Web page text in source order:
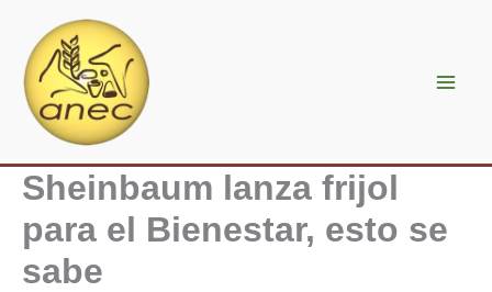
contenido
Sheinbaum lanza frijol
para el Bienestar, esto se
sabe